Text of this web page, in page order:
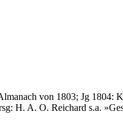
von 1803; Jg
H. A. O. Reichard s.a.